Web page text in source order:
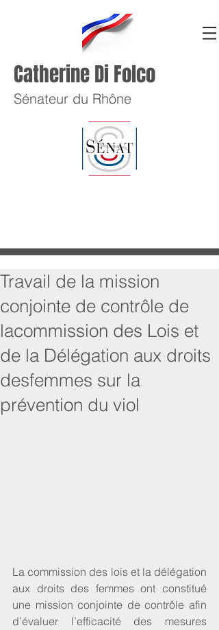
Catherine Di Folco
Sénateur du Rhône
Travail de la mission
conjointe de contrôle de
lacommission des Lois et
de la Délégation aux droits
desfemmes sur la
prévention du viol
La commission des lois et la délégation
aux droits des femmes ont constitué
une mission conjointe de contrôle afin
d’évaluer l’efficacité des mesures